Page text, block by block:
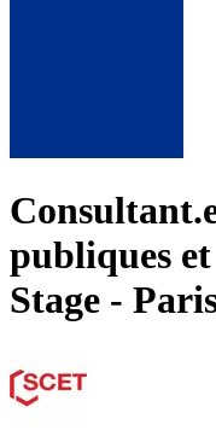
publiques
Stage -